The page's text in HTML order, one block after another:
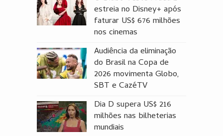
estreia no Disney+ após
faturar US$ 676 milhões
nos cinemas
Audiência da eliminação
do Brasil na Copa de
2026 movimenta Globo,
SBT e CazéTV
Dia D supera US$ 216
milhões nas bilheterias
mundiais